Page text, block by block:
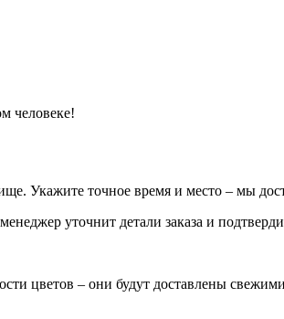
человеке!
Укажите точное время и место – мы
уточнит детали заказа и
цветов – они будут доставлены